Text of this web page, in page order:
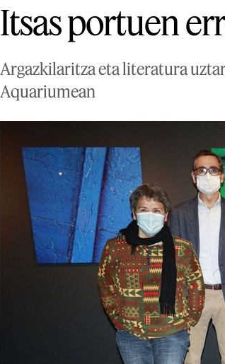
Itsas portuen
Argazkilaritza eta literatura
Aquariumean